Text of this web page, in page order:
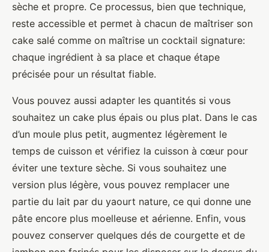
sèche et propre. Ce processus, bien que technique,
reste accessible et permet à chacun de maîtriser son
cake salé comme on maîtrise un cocktail signature:
chaque ingrédient à sa place et chaque étape
précisée pour un résultat fiable.
Vous pouvez aussi adapter les quantités si vous
souhaitez un cake plus épais ou plus plat. Dans le cas
d’un moule plus petit, augmentez légèrement le
temps de cuisson et vérifiez la cuisson à cœur pour
éviter une texture sèche. Si vous souhaitez une
version plus légère, vous pouvez remplacer une
partie du lait par du yaourt nature, ce qui donne une
pâte encore plus moelleuse et aérienne. Enfin, vous
pouvez conserver quelques dés de courgette et de